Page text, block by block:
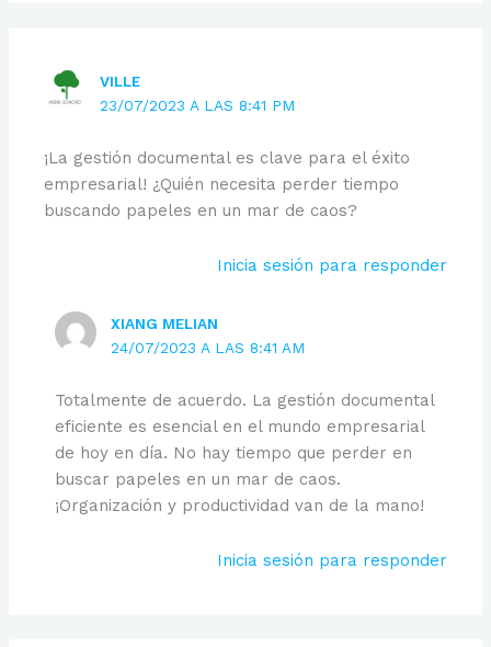
VILLE
23/07/2023 A LAS 8:41 PM
¡La gestión documental es clave para el éxito
empresarial! ¿Quién necesita perder tiempo
buscando papeles en un mar de caos?
Inicia sesión para responder
XIANG MELIAN
24/07/2023 A LAS 8:41 AM
Totalmente de acuerdo. La gestión documental
eficiente es esencial en el mundo empresarial
de hoy en día. No hay tiempo que perder en
buscar papeles en un mar de caos.
¡Organización y productividad van de la mano!
Inicia sesión para responder